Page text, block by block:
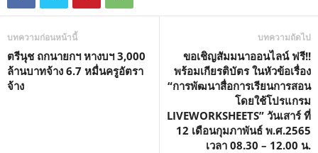
บทความก่อนหน้านี้
ตรีนุช ถกนายกฯ หางบฯ 3,000
ล้านบาทจ้าง 6.7 หมื่นครูอัตรา
จ้าง
บทความถัดไป
ขอเชิญสัมมนาออนไลน์ ฟรี!!
พร้อมเกียรติบัตร ในหัวข้อเรื่อง
“การพัฒนาสื่อการเรียนการสอน
โดยใช้โปรแกรม
LIVEWORKSHEETS” วันเสาร์ ที่
12 เดือนกุมภาพันธ์ พ.ศ.2565
เวลา 08.30 – 12.00 น.